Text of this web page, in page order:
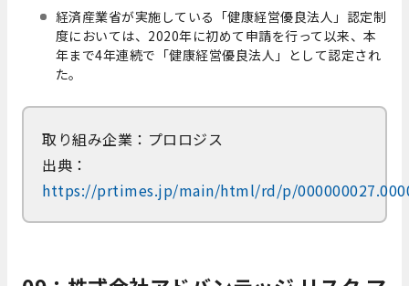
経済産業省が実施している「健康経営優良法人」認定制
度においては、2020年に初めて申請を行って以来、本
年まで4年連続で「健康経営優良法人」として認定され
た。
取り組み企業：プロロジス
出典：
https://prtimes.jp/main/html/rd/p/